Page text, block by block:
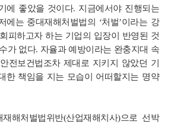
에 좋았을 것이다. 지금에서야 진행되는
에는 중대재해처벌법의 ‘처벌’이라는 강
피하고자 하는 기업의 입장이 반영된 것
가 없다. 자율과 예방이라는 완충지대 속
전보건법조차 제대로 지키지 않았던 기
한 책임을 지는 모습이 어떠할지는 명약
해처벌법위반(산업재해치사)으로 선박